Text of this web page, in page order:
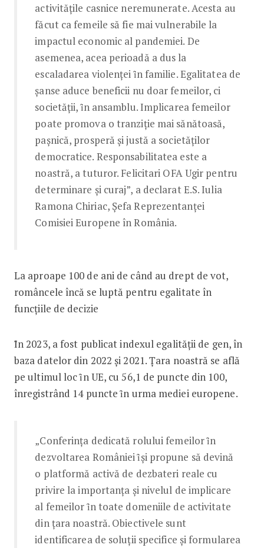
activitățile casnice neremunerate. Acesta au
făcut ca femeile să fie mai vulnerabile la
impactul economic al pandemiei. De
asemenea, acea perioadă a dus la
escaladarea violenței ȋn familie. Egalitatea de
șanse aduce beneficii nu doar femeilor, ci
societății, ȋn ansamblu. Implicarea femeilor
poate promova o tranziție mai sănătoasă,
pașnică, prosperă și justă a societăților
democratice. Responsabilitatea este a
noastră, a tuturor. Felicitari OFA Ugir pentru
determinare și curaj”, a declarat E.S. Iulia
Ramona Chiriac, Șefa Reprezentanței
Comisiei Europene în România.
La aproape 100 de ani de când au drept de vot,
româncele încă se luptă pentru egalitate în
funcțiile de decizie
Ȋn 2023, a fost publicat indexul egalității de gen, în
baza datelor din 2022 și 2021. Țara noastră se află
pe ultimul loc ȋn UE, cu 56,1 de puncte din 100,
înregistrând 14 puncte ȋn urma mediei europene.
„Conferința dedicată rolului femeilor ȋn
dezvoltarea României ȋși propune să devină
o platformă activă de dezbateri reale cu
privire la importanța și nivelul de implicare
al femeilor ȋn toate domeniile de activitate
din țara noastră. Obiectivele sunt
identificarea de soluții specifice și formularea